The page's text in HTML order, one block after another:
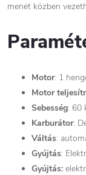
menet közben
Motor: 1
Motor
Sebesség: 60
Karburátor:
Váltás:
Gyújtás:
Gyújtás: